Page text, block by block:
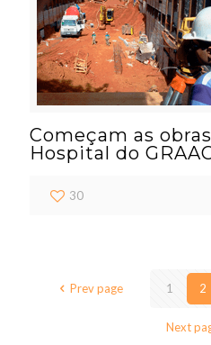
Começam as
Hospital do
30
Prev page 1 2
Next